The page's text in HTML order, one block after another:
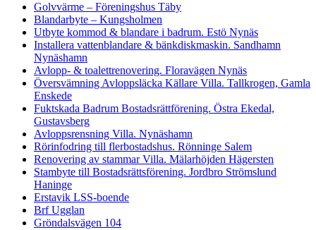
Golvvärme – Föreningshus Täby
Blandarbyte – Kungsholmen
Utbyte kommod & blandare i badrum. Estö Nynäs
Installera vattenblandare & bänkdiskmaskin. Sandhamn
Nynäshamn
Avlopp- & toalettrenovering. Floravägen Nynäs
Översvämning Avloppsläcka Källare Villa. Tallkrogen, Gamla
Enskede
Fuktskada Badrum Bostadsrättförening. Östra Ekedal,
Gustavsberg
Avloppsrensning Villa. Nynäshamn
Rörinfodring till flerbostadshus. Rönninge Salem
Renovering av stammar Villa. Mälarhöjden Hägersten
Stambyte till Bostadsrättsförening. Jordbro Strömslund
Haninge
Erstavik LSS-boende
Brf Ugglan
Gröndalsvägen 104